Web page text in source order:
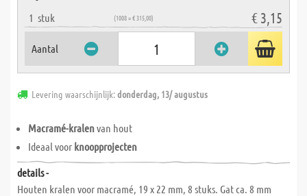
1 stuk (1008 = € 315,00) € 3,15
Aantal
Levering waarschijnlijk:donderdag, 13/ augustus
Macramé-kralenvan hout
Ideaal voor knoopprojecten
details -
Houten kralen voor macramé, 19 x 22 mm, 8 stuks. Gat ca. 8 mm